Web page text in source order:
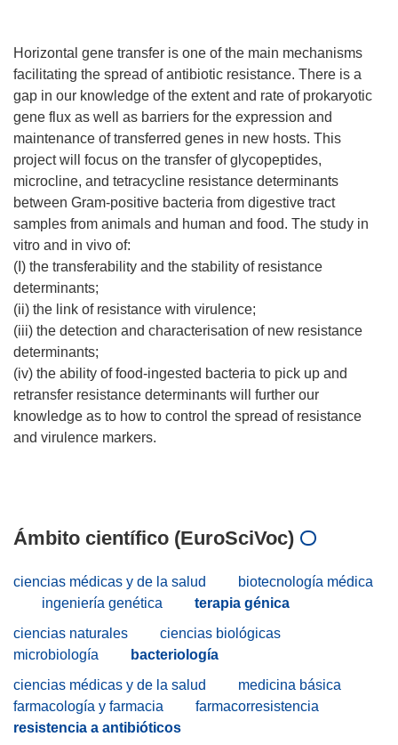
Horizontal gene transfer is one of the main mechanisms
facilitating the spread of antibiotic resistance. There is a
gap in our knowledge of the extent and rate of prokaryotic
gene flux as well as barriers for the expression and
maintenance of transferred genes in new hosts. This
project will focus on the transfer of glycopeptides,
microcline, and tetracycline resistance determinants
between Gram-positive bacteria from digestive tract
samples from animals and human and food. The study in
vitro and in vivo of:
(I) the transferability and the stability of resistance
determinants;
(ii) the link of resistance with virulence;
(iii) the detection and characterisation of new resistance
determinants;
(iv) the ability of food-ingested bacteria to pick up and
retransfer resistance determinants will further our
knowledge as to how to control the spread of resistance
and virulence markers.
Ámbito científico (EuroSciVoc)
ciencias médicas y de la salud
biotecnología médica
ingeniería genética
terapia génica
ciencias naturales
ciencias biológicas
microbiología
bacteriología
ciencias médicas y de la salud
medicina básica
farmacología y farmacia
farmacorresistencia
resistencia a antibióticos